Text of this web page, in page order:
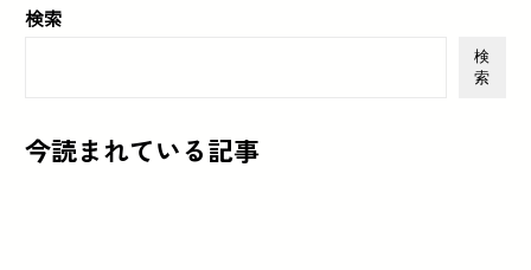
検索
検
索
今読まれている記事